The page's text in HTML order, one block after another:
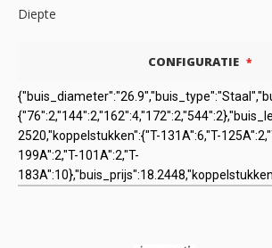
Diepte
CONFIGURATIE